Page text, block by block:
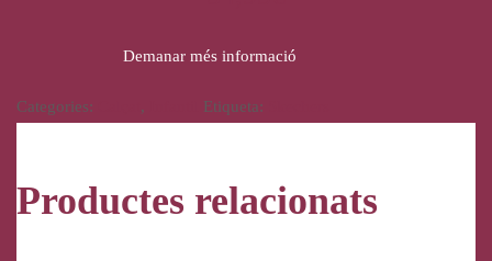
Demanar més informació
Categories: , Etiqueta:
Productes relacionats